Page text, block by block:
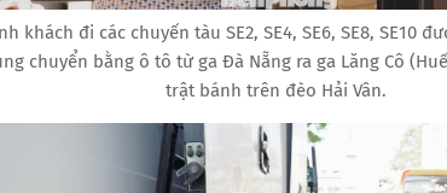
khách đi các chuyến tàu SE2, SE4, SE6, SE8, SE10
chuyển bằng ô tô từ ga Đà Nẵng ra ga Lăng Cô
trật bánh trên đèo Hải Vân .